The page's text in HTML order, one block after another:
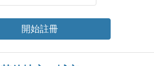
開始註冊